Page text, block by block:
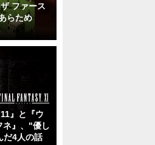
ファース
らため
』と『ウ
ネ』、"優し
だ4人の話